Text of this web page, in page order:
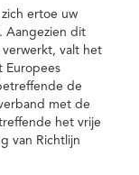
ertoe uw
Aangezien dit
valt het
Europees
de
met de
het vrije
van Richtlijn